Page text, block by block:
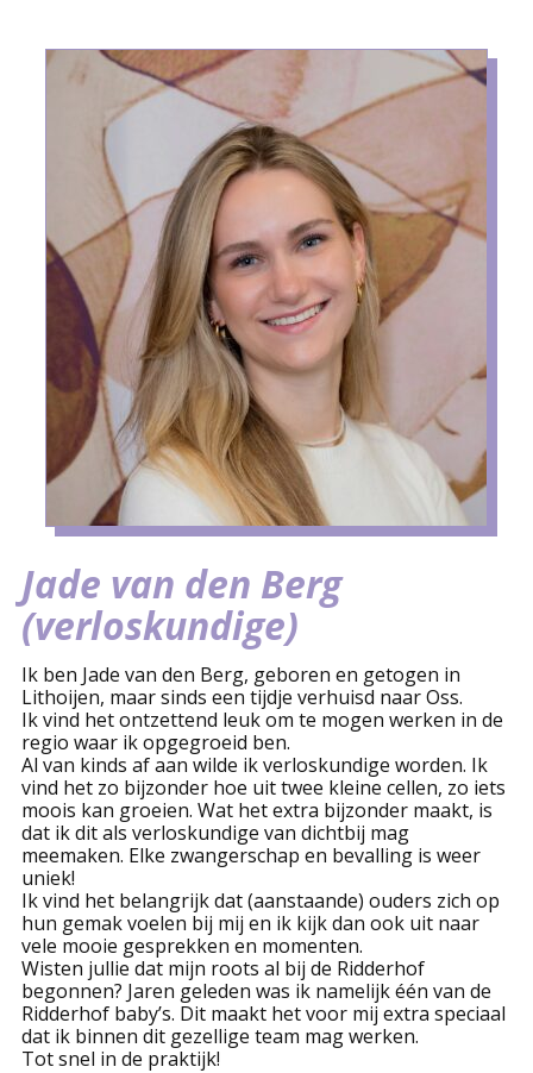
Jade van den Berg
(verloskundige)
Ik ben Jade van den Berg, geboren en getogen in
Lithoijen, maar sinds een tijdje verhuisd naar Oss.
Ik vind het ontzettend leuk om te mogen werken in de
regio waar ik opgegroeid ben.
Al van kinds af aan wilde ik verloskundige worden. Ik
vind het zo bijzonder hoe uit twee kleine cellen, zo iets
moois kan groeien. Wat het extra bijzonder maakt, is
dat ik dit als verloskundige van dichtbij mag
meemaken. Elke zwangerschap en bevalling is weer
uniek!
Ik vind het belangrijk dat (aanstaande) ouders zich op
hun gemak voelen bij mij en ik kijk dan ook uit naar
vele mooie gesprekken en momenten.
Wisten jullie dat mijn roots al bij de Ridderhof
begonnen? Jaren geleden was ik namelijk één van de
Ridderhof baby’s. Dit maakt het voor mij extra speciaal
dat ik binnen dit gezellige team mag werken.
Tot snel in de praktijk!